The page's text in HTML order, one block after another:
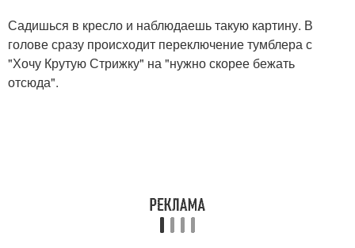
Садишься в кресло и наблюдаешь такую картину. В
голове сразу происходит переключение тумблера с
"Хочу Крутую Стрижку" на "нужно скорее бежать
отсюда".